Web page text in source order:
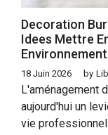
Decoration
Idees Mettre
18 Juin 2026 by
L'aménagement
aujourd'hui un
vie